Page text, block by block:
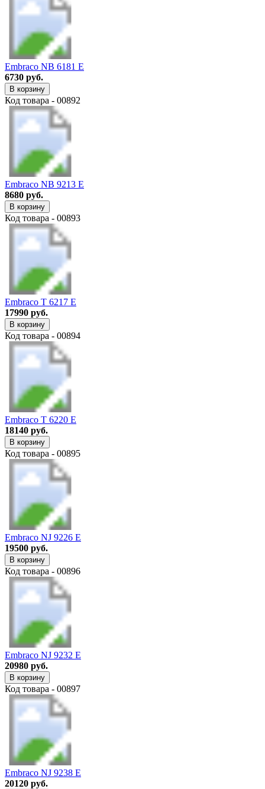
Embraco NB 6181 E
6730 руб.
В корзину
Код товара - 00892
Embraco NB 9213 E
8680 руб.
В корзину
Код товара - 00893
Embraco T 6217 E
17990 руб.
В корзину
Код товара - 00894
Embraco T 6220 E
18140 руб.
В корзину
Код товара - 00895
Embraco NJ 9226 E
19500 руб.
В корзину
Код товара - 00896
Embraco NJ 9232 E
20980 руб.
В корзину
Код товара - 00897
Embraco NJ 9238 E
20120 руб.